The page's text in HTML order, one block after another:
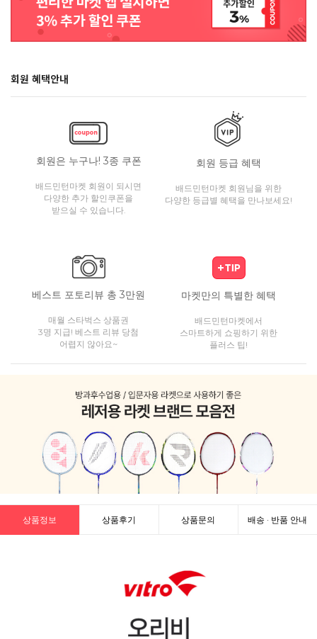
회원 혜택안내
회원은 누구나! 3종 쿠폰
배드민턴마켓 회원이 되시면
다양한 추가 할인쿠폰을
받으실 수 있습니다.
회원 등급 혜택
배드민턴마켓 회원님을 위한
다양한 등급별 혜택을 만나보세요!
베스트 포토리뷰 총 3만원
매월 스타벅스 상품권
3명 지급! 베스트 리뷰 당첨
어렵지 않아요~
마켓만의 특별한 혜택
배드민턴마켓에서
스마트하게 쇼핑하기 위한
플러스 팁!
상품정보 상품후기 상품문의 배송 · 반품 안내